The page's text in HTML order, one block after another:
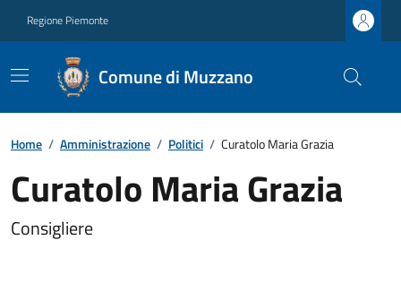
Regione Piemonte
Comune di Muzzano
Home / Amministrazione / Politici / Curatolo Maria Grazia
Curatolo Maria Grazia
Consigliere